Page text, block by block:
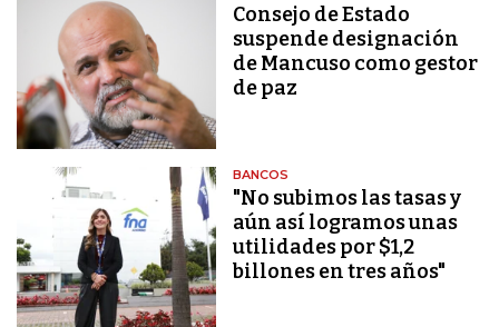
Consejo de Estado
suspende designación
de Mancuso como gestor
de paz
BANCOS
"No subimos las tasas y
aún así logramos unas
utilidades por $1,2
billones en tres años"